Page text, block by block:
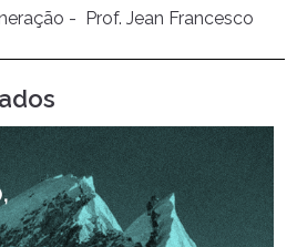
- Prof. Jean Francesco